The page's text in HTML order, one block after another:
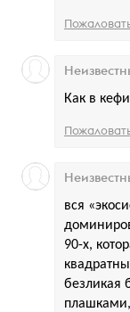
Как в
вся
90-х,
безликая